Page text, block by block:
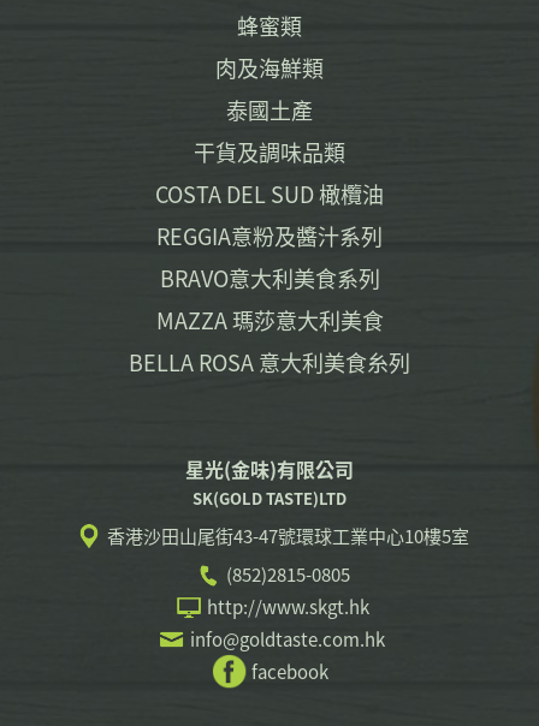
蜂蜜類
肉及海鮮類
泰國土產
干貨及調味品類
COSTA DEL SUD 橄欖油
REGGIA意粉及醬汁系列
BRAVO意大利美食系列
MAZZA 瑪莎意大利美食
BELLA ROSA 意大利美食糸列
星光(金味)有限公司
SK(GOLD TASTE)LTD
香港沙田山尾街43-47號環球工業中心10樓5室
(852)2815-0805
http://www.skgt.hk
info@goldtaste.com.hk
facebook